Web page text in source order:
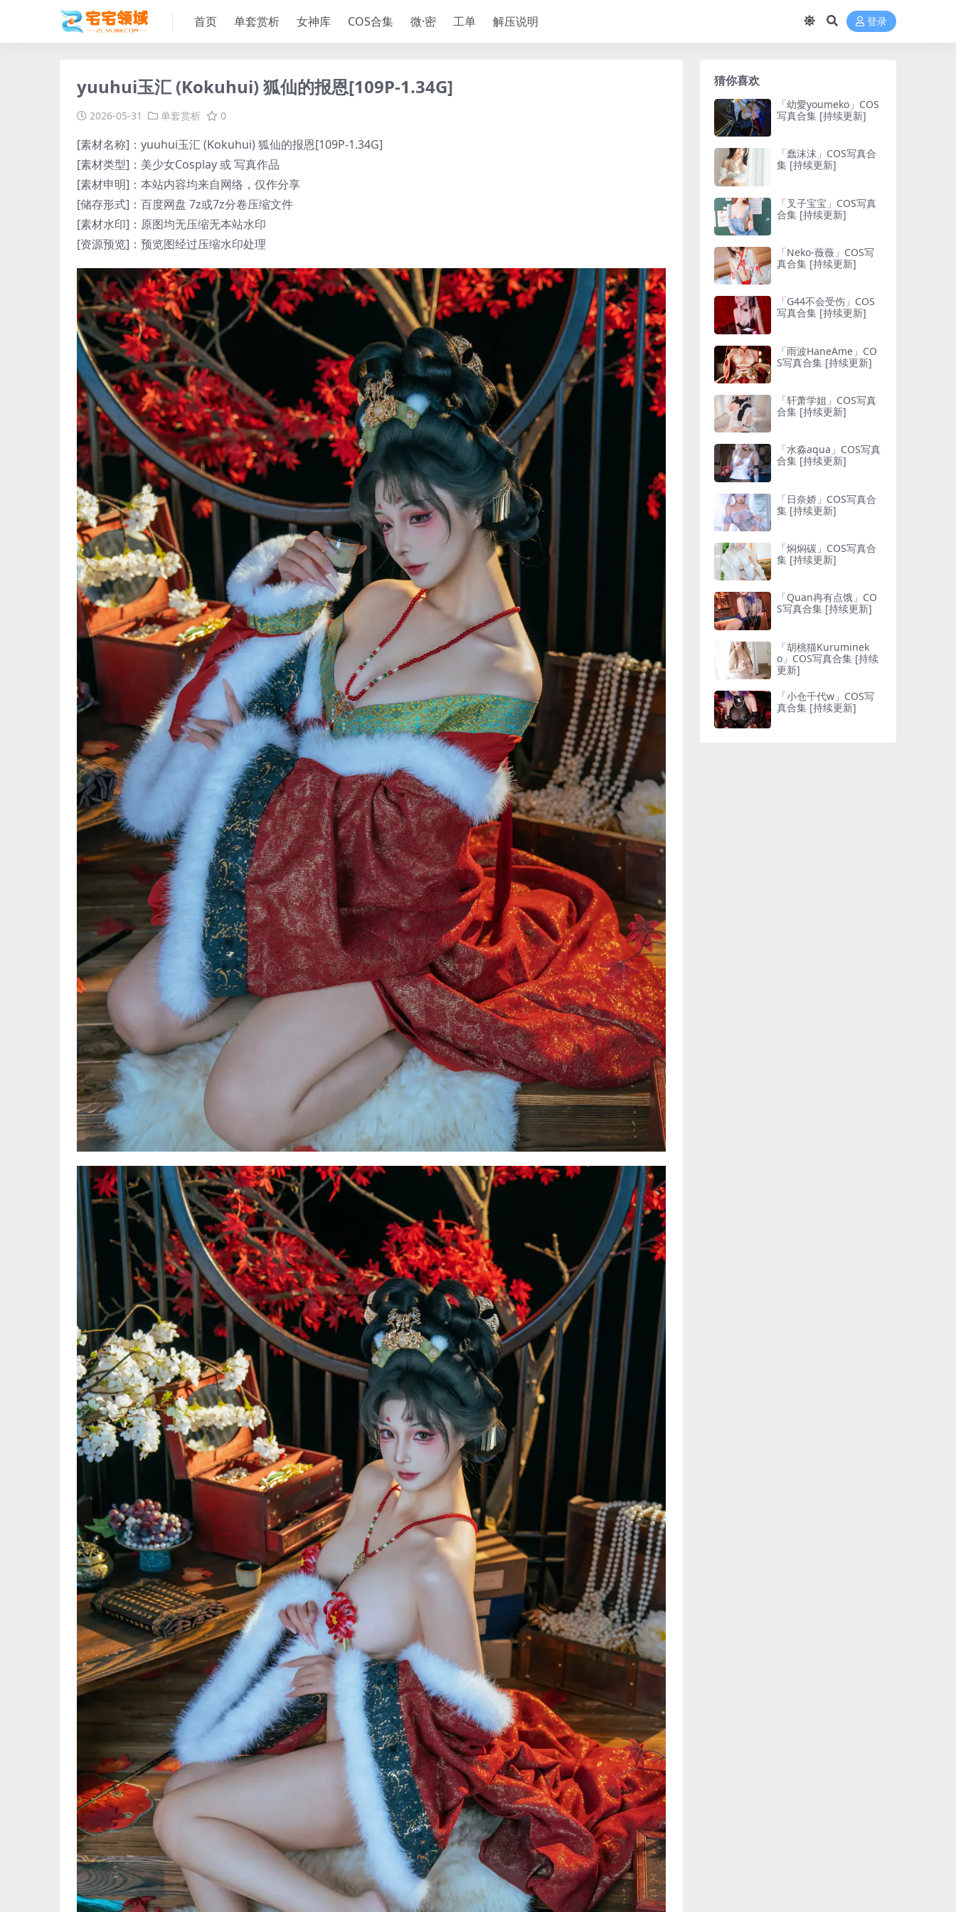
首页 单套赏析 女神库 COS合集 微·密 工单 解压说明 登录
yuuhui玉汇 (Kokuhui) 狐仙的报恩[109P-1.34G]
2026-05-31 单套赏析 0
[素材名称]：yuuhui玉汇 (Kokuhui) 狐仙的报恩[109P-1.34G]
[素材类型]：美少女Cosplay 或 写真作品
[素材申明]：本站内容均来自网络，仅作分享
[储存形式]：百度网盘 7z或7z分卷压缩文件
[素材水印]：原图均无压缩无本站水印
[资源预览]：预览图经过压缩水印处理
猜你喜欢
「幼愛youmeko」COS
写真合集 [持续更新]
「蠢沫沫」COS写真合
集 [持续更新]
「叉子宝宝」COS写真
合集 [持续更新]
「Neko-薇薇」COS写
真合集 [持续更新]
「G44不会受伤」COS
写真合集 [持续更新]
「雨波HaneAme」CO
S写真合集 [持续更新]
「轩萧学姐」COS写真
合集 [持续更新]
「水淼aqua」COS写真
合集 [持续更新]
「日奈娇」COS写真合
集 [持续更新]
「焖焖碳」COS写真合
集 [持续更新]
「Quan冉有点饿」CO
S写真合集 [持续更新]
「胡桃猫Kuruminek
o」COS写真合集 [持续
更新]
「小仓千代w」COS写
真合集 [持续更新]